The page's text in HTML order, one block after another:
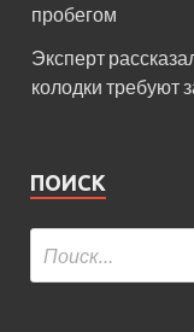
пробегом
Эксперт
колодки требуют
ПОИСК